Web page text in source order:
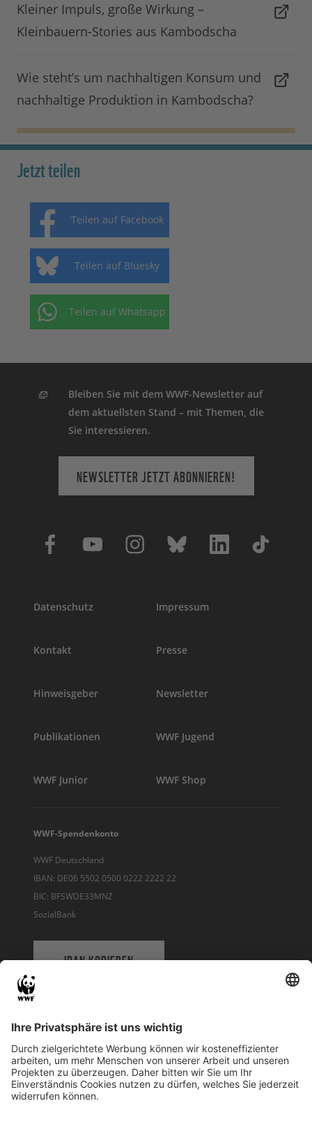
Kleiner Impuls, große Wirkung –
Kleinbauern-Stories aus Kambodscha
Wie steht’s um nachhaltigen Konsum und
nachhaltige Produktion in Kambodscha?
Jetzt teilen
Teilen auf Facebook
Teilen auf Bluesky
Teilen auf Whatsapp
Bleiben Sie mit dem WWF-Newsletter auf
dem aktuellsten Stand – mit Themen, die
Sie interessieren.
NEWSLETTER JETZT ABONNIEREN!
Datenschutz Impressum
Kontakt Presse
Hinweisgeber Newsletter
Publikationen WWF Jugend
WWF Junior WWF Shop
WWF-Spendenkonto
WWF Deutschland
IBAN: DE06 5502 0500 0222 2222 22
BIC: BFSWDE33MNZ
SozialBank
IBAN KOPIEREN
WWF Deutschland
Reinhardtstr. 18
10117 Berlin